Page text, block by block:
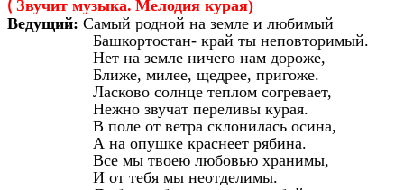
( Звучит музыка. Мелодия курая)
Ведущий: Самый родной на земле и любимый
Башкортостан- край ты неповторимый.
Нет на земле ничего нам дороже,
Ближе, милее, щедрее, пригоже.
Ласково солнце теплом согревает,
Нежно звучат переливы курая.
В поле от ветра склонилась осина,
А на опушке краснеет рябина.
Все мы твоею любовью хранимы,
И от тебя мы неотделимы.